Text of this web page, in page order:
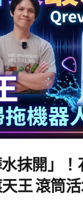
抹開」
王 滾筒